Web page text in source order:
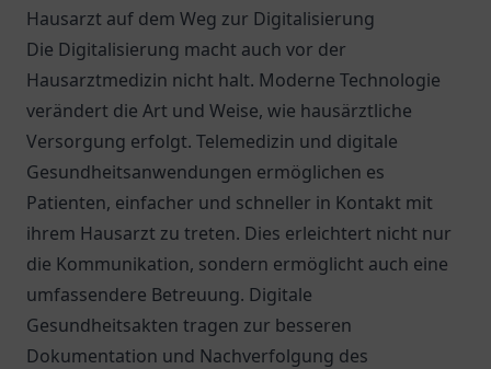
Hausarzt auf dem Weg zur Digitalisierung
Die Digitalisierung macht auch vor der
Hausarztmedizin nicht halt. Moderne Technologie
verändert die Art und Weise, wie hausärztliche
Versorgung erfolgt. Telemedizin und digitale
Gesundheitsanwendungen ermöglichen es
Patienten, einfacher und schneller in Kontakt mit
ihrem Hausarzt zu treten. Dies erleichtert nicht nur
die Kommunikation, sondern ermöglicht auch eine
umfassendere Betreuung. Digitale
Gesundheitsakten tragen zur besseren
Dokumentation und Nachverfolgung des